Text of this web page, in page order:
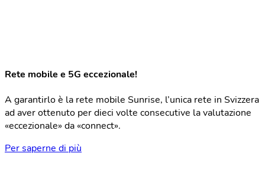
Rete mobile e 5G eccezionale!
A garantirlo è la rete mobile Sunrise, l’unica rete in Svizzera
ad aver ottenuto per dieci volte consecutive la valutazione
«eccezionale» da «connect».
Per saperne di più